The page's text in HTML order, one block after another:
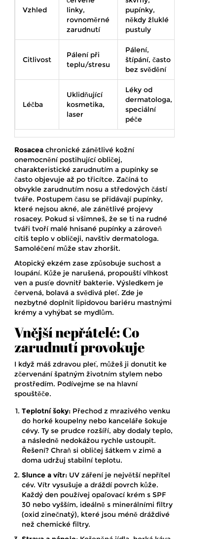
Vzhled
linky,
rovnoměrné
zarudnutí
pupínky,
někdy žluklé
pustuly
Citlivost
Pálení při
teplu/stresu
Pálení,
štípání, často
bez svědění
Léčba
Uklidňující
kosmetika,
laser
Léky od
dermatologa,
speciální
péče
Rosacea chronické zánětlivé kožní
onemocnění postihující obličej,
charakteristické zarudnutím a pupínky se
často objevuje až po třicítce. Začíná to
obvykle zarudnutím nosu a středových částí
tváře. Postupem času se přidávají pupínky,
které nejsou akné, ale zánětlivé projevy
rosacey. Pokud si všimneš, že se ti na rudné
tváři tvoří malé hnisané pupínky a zároveň
cítiš teplo v obličeji, navštiv dermatologa.
Samoléčení může stav zhoršit.
Atopický ekzém zase způsobuje suchost a
loupání. Kůže je narušená, propouští vlhkost
ven a pusťe dovnitř bakterie. Výsledkem je
červená, bolavá a svědivá pleť. Zde je
nezbytné doplnit lipidovou bariéru mastnými
krémy a vyhýbat se mydlům.
Vnější nepřátelé: Co
zarudnutí provokuje
I když máš zdravou pleť, můžeš ji donutit ke
zčervenání špatným životním stylem nebo
prostředím. Podívejme se na hlavní
spouštěče.
Teplotní šoky: Přechod z mrazivého venku
do horké koupelny nebo kanceláře šokuje
cévy. Ty se prudce rozšíří, aby dodaly teplo,
a následně nedokážou rychle ustoupit.
Řešení? Chraň si obličej šátkem v zimě a
doma udržuj stabilní teplotu.
Slunce a vítr: UV záření je největší nepřítel
cév. Vítr vysušuje a dráždí povrch kůže.
Každý den používej opaľovací krém s SPF
30 nebo vyšším, ideálně s minerálními filtry
(oxid zinečnatý), které jsou méně dráždivé
než chemické filtry.